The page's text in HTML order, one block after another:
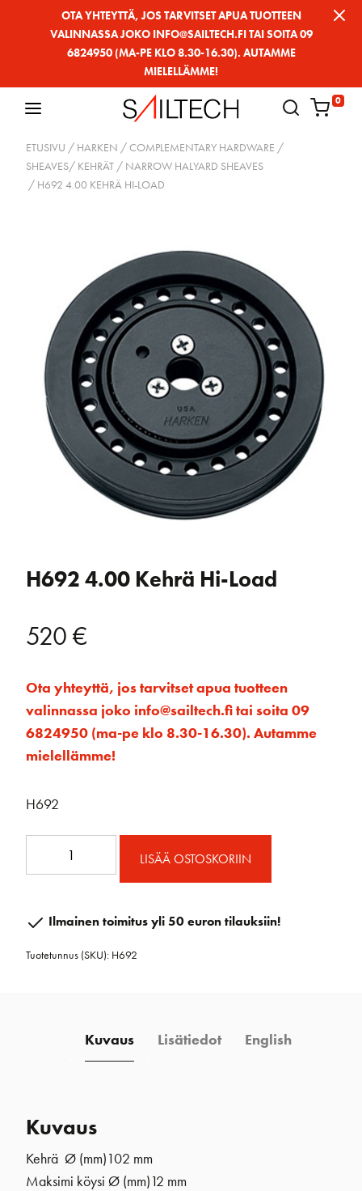
OTA YHTEYTTÄ, JOS TARVITSET APUA TUOTTEEN
VALINNASSA JOKO INFO@SAILTECH.FI TAI SOITA 09
6824950 (MA-PE KLO 8.30-16.30). AUTAMME
MIELELLÄMME!
0
ETUSIVU / HARKEN /COMPLEMENTARY HARDWARE /
SHEAVES/ KEHRÄT / NARROW HALYARD SHEAVES
/ H692 4.00 KEHRÄ HI-LOAD
H692 4.00 Kehrä Hi-Load
520€
Ota yhteyttä, jos tarvitset apua tuotteen
valinnassa joko info@sailtech.fi tai soita 09
6824950 (ma-pe klo 8.30-16.30). Autamme
mielellämme!
H692
Hi-
määrä
LISÄÄ OSTOSKORIIN
Ilmainen toimitus yli 50 euron tilauksiin!
Tuotetunnus (SKU): H692
Kuvaus Lisätiedot English
Kuvaus
Kehrä Ø (mm)102 mm
Maksimi köysi Ø (mm)12 mm